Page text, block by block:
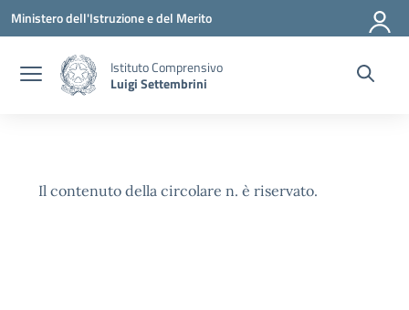
Vai ai contenuti
Vai al menu di navigazione
Vai al footer
Ministero dell'Istruzione e del Merito
Istituto Comprensivo
Luigi Settembrini
Il contenuto della circolare n. è riservato.